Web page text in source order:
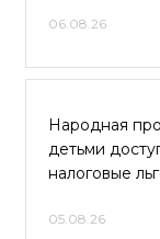
06.08.26
Народная
детьми
налоговые
05.08.26